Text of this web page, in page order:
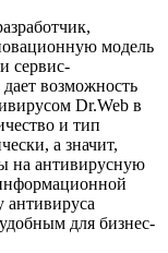
модель
сервис-
возможность
Dr.Web в
и тип
а значит,
на антивирусную
антивируса
для бизнес-